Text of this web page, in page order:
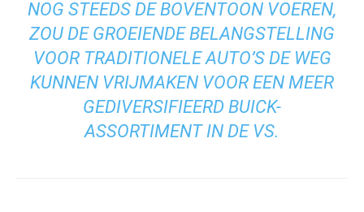
NOG STEEDS DE BOVENTOON VOEREN,
ZOU DE GROEIENDE BELANGSTELLING
VOOR TRADITIONELE AUTO’S DE WEG
KUNNEN VRIJMAKEN VOOR EEN MEER
GEDIVERSIFIEERD BUICK-
ASSORTIMENT IN DE VS.